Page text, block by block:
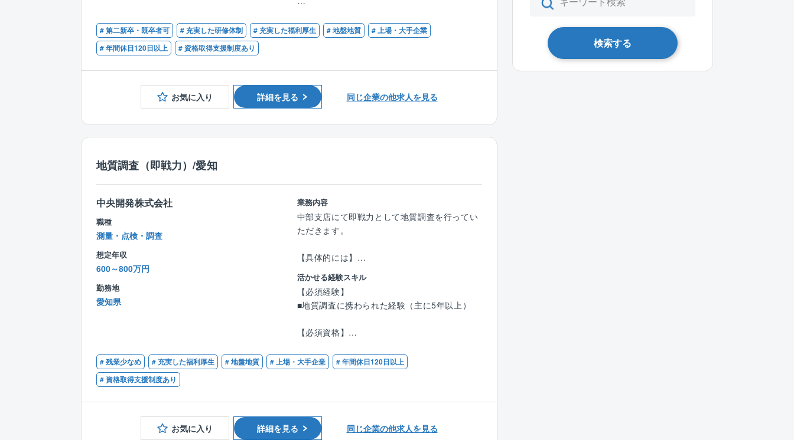
■ボーリング調査等における現場管理 など
【同社の魅力】
関での研修や社内研究発表など様々な取り組み
を実施しています。
新卒も中途も男性も女性も活躍頂ける環境が同
社には整っています。
■同社について：
同社は、地盤調査事業を軸に、大規模災害の被
害調査や防災関連の事業にも取り組んでいま
す。
特に、土砂崩れや地滑り、土石流などの斜面災
害をリアルタイムで監視する技術は、近年国内
外でしばしば発生している地震や豪雨などの被
一方で、観光振興事業やメガソーラーの設置な
す。
（電力会社等）が占めており、事業の幅が広い
点が強みといえます。
■地質調査技士
■技術士（建設部門：土質及び基礎）
# 第二新卒・既卒者可 # 充実した研修体制 # 充実した福利厚生 # 地盤地質
# 上場・大手企業
# 年間休日120日以上
# 資格取得支援制度あり
お気に入り 詳細を見る 同じ企業の他求人を見る
地質調査（即戦力）/愛知
中央開発株式会社
職種
測量・点検・調査
想定年収
600～800万円
勤務地
愛知県
業務内容
中部支店にて即戦力として地質調査を行ってい
ただきます。
【具体的には】
■土木構造物の基礎調査に関する業務（道路、
トンネル、ダム、河川など）
■斜面防災に関する業務（地すべり調査、斜面
調査など）
点検など）
■ボーリング調査等における現場管理 など
【同社の魅力】
◇プライベートも大切にできる「安定した働き
活かせる経験スキル
【必須経験】
■地質調査に携わられた経験（主に5年以上）
【必須資格】
【歓迎資格】
■RCCM（土質及び基礎）
# 残業少なめ # 充実した福利厚生 # 地盤地質 # 上場・大手企業
# 年間休日120日以上
# 資格取得支援制度あり
お気に入り 詳細を見る 同じ企業の他求人を見る
検索する